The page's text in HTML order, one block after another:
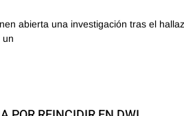
abierta una investigación tras el
un